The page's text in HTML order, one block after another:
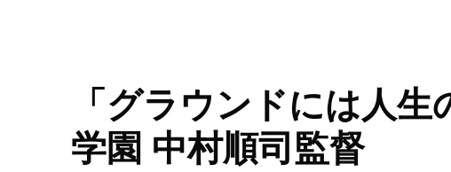
決
し
「グラウンドには人
学園 中村順司監督